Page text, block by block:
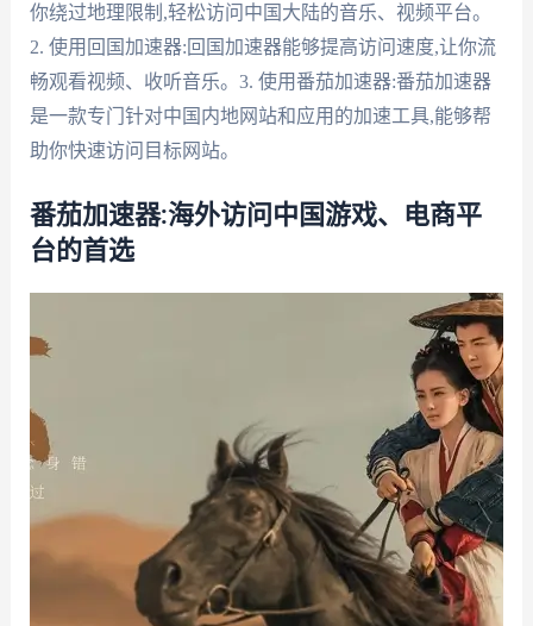
你绕过地理限制,轻松访问中国大陆的音乐、视频平台。
2. 使用回国加速器:回国加速器能够提高访问速度,让你流
畅观看视频、收听音乐。3. 使用番茄加速器:番茄加速器
是一款专门针对中国内地网站和应用的加速工具,能够帮
助你快速访问目标网站。
番茄加速器:海外访问中国游戏、电商平
台的首选